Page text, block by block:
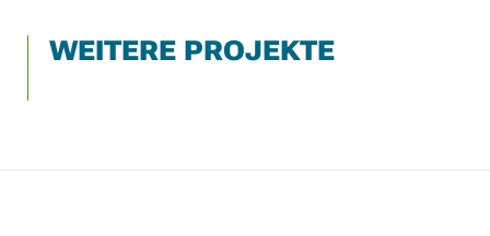
WEITERE PROJEKTE